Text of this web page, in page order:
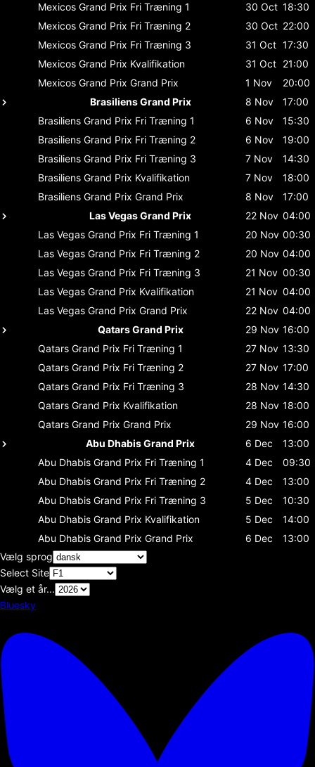
Mexicos Grand Prix Fri Træning 1 30 Oct 18:30
Mexicos Grand Prix Fri Træning 2 30 Oct 22:00
Mexicos Grand Prix Fri Træning 3 31 Oct 17:30
Mexicos Grand Prix Kvalifikation 31 Oct 21:00
Mexicos Grand Prix Grand Prix 1 Nov
20:00
Brasiliens Grand Prix
8 Nov
17:00
Brasiliens Grand Prix Fri Træning 1 6 Nov
15:30
Brasiliens Grand Prix Fri Træning 2 6 Nov
19:00
Brasiliens Grand Prix Fri Træning 3 7 Nov
14:30
Brasiliens Grand Prix Kvalifikation 7 Nov
18:00
Brasiliens Grand Prix Grand Prix 8 Nov
17:00
Las Vegas Grand Prix
22 Nov 04:00
Las Vegas Grand Prix Fri Træning 1 20 Nov 00:30
Las Vegas Grand Prix Fri Træning 2 20 Nov 04:00
Las Vegas Grand Prix Fri Træning 3 21 Nov 00:30
Las Vegas Grand Prix Kvalifikation 21 Nov 04:00
Las Vegas Grand Prix Grand Prix 22 Nov 04:00
Qatars Grand Prix
29 Nov 16:00
Qatars Grand Prix Fri Træning 1 27 Nov 13:30
Qatars Grand Prix Fri Træning 2 27 Nov 17:00
Qatars Grand Prix Fri Træning 3 28 Nov 14:30
Qatars Grand Prix Kvalifikation 28 Nov 18:00
Qatars Grand Prix Grand Prix 29 Nov 16:00
Abu Dhabis Grand Prix
6 Dec
13:00
Abu Dhabis Grand Prix Fri Træning 1 4 Dec
09:30
Abu Dhabis Grand Prix Fri Træning 2 4 Dec
13:00
Abu Dhabis Grand Prix Fri Træning 3 5 Dec
10:30
Abu Dhabis Grand Prix Kvalifikation 5 Dec
14:00
Abu Dhabis Grand Prix Grand Prix 6 Dec
13:00
Vælg sprog
Select Site
Vælg et år...
Bluesky